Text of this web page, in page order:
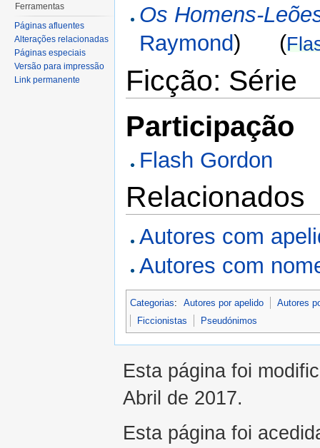
Os Homens-
Raymond) (
Ficção: Série
Participação
Flash Gordon
Relacionados
Autores com
Autores com
Categorias: Autores por apelido
Autores
Ficcionistas
Pseudónimos
Ferramentas
Páginas afluentes
Alterações relacionadas
Páginas especiais
Versão para impressão
Link permanente
Esta página foi
Abril de 2017.
Esta página foi